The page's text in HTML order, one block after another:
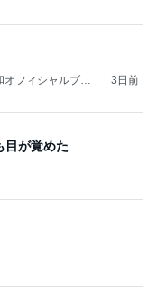
3日前
目が覚めた